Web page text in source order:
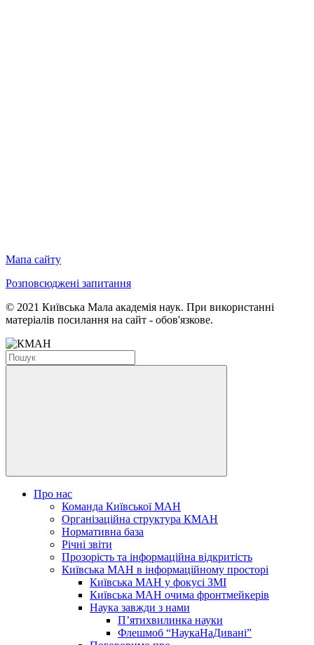
Мапа сайту
Розповсюджені запитання
© 2021 Київська Мала академія наук. При використанні
матеріалів посилання на сайт - обов'язкове.
Про нас
Команда Київської МАН
Організаційна структура КМАН
Нормативна база
Річні звіти
Прозорість та інформаційна відкритість
Київська МАН в інформаційному просторі
Київська МАН у фокусі ЗМІ
Київська МАН очима фронтмейкерів
Наука завжди з нами
П’ятихвилинка науки
Флешмоб “НаукаНаДивані”